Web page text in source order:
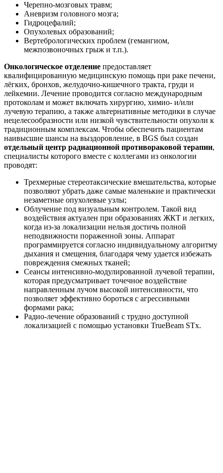
Черепно-мозговых травм;
Аневризм головного мозга;
Гидроцефалий;
Опухолевых образований;
Вертебрологических проблем (гемангиом,
межпозвоночных грыж и т.п.).
Онкологическое отделение предоставляет
квалифицированную медицинскую помощь при раке печени,
лёгких, бронхов, желудочно-кишечного тракта, груди и
лейкемии. Лечение проводится согласно международным
протоколам и может включать хирургию, химио- и/или
лучевую терапию, а также альтернативные методики в случае
нецелесообразности или низкой чувствительности опухоли к
традиционным комплексам. Чтобы обеспечить пациентам
наивысшие шансы на выздоровление, в BGS был создан
отдельный центр радиационной противораковой терапии,
специалисты которого вместе с коллегами из онкологии
проводят:
Трехмерные стереотаксические вмешательства, которые
позволяют убрать даже самые маленькие и практически
незаметные опухолевые узлы;
Облучение под визуальным контролем. Такой вид
воздействия актуален при образованиях ЖКТ и легких,
когда из-за локализации нельзя достичь полной
неподвижности пораженной зоны. Аппарат
программируется согласно индивидуальному алгоритму
дыхания и смещения, благодаря чему удается избежать
повреждения смежных тканей;
Сеансы интенсивно-модулированной лучевой терапии,
которая предусматривает точечное воздействие
направленным лучом высокой интенсивности, что
позволяет эффективно бороться с агрессивными
формами рака;
Радио-лечение образований с трудно доступной
локализацией с помощью установки TrueBeam STx.